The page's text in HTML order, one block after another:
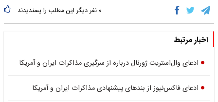
۰ نفر دیگر این مطلب را پسندیدند
اخبار مرتبط
ادعای وال‌استریت ژورنال درباره از سرگیری مذاکرات ایران و آمریکا
ادعای فاکس‌نیوز از بندهای پیشنهادی مذاکرات ایران و آمریکا